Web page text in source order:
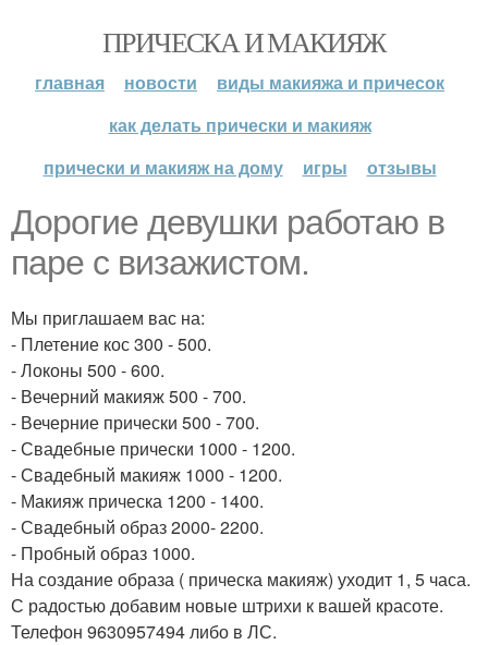
ПРИЧЕСКА И МАКИЯЖ
главная новости
виды макияжа и причесок
как делать прически и макияж
прически и макияж на дому
игры отзывы
Дорогие девушки работаю в
паре с визажистом.
Мы приглашаем вас на:
- Плетение кос 300 - 500.
- Локоны 500 - 600.
- Вечерний макияж 500 - 700.
- Вечерние прически 500 - 700.
- Свадебные прически 1000 - 1200.
- Свадебный макияж 1000 - 1200.
- Макияж прическа 1200 - 1400.
- Свадебный образ 2000- 2200.
- Пробный образ 1000.
На создание образа ( прическа макияж) уходит 1, 5 часа.
С радостью добавим новые штрихи к вашей красоте.
Телефон 9630957494 либо в ЛС.